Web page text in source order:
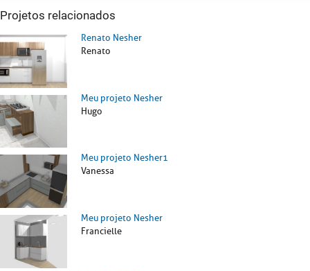
Projetos relacionados
Renato Nesher
Renato
Meu projeto Nesher
Hugo
Meu projeto Nesher1
Vanessa
Meu projeto Nesher
Francielle